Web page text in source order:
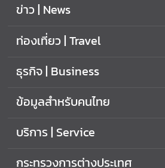
ต่
ง
ร
เ
ท
ศ
ข่าว | News
ท่องเที่ยว | Travel
ธุรกิจ | Business
ข้อมูลสำหรับคนไทย
บริการ | Service
กระทรวงการต่างประเทศ